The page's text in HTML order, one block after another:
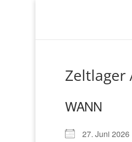
Zeltlager
WANN
27. Juni 2026